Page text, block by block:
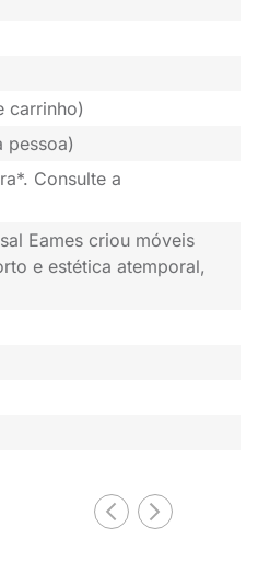
carrinho)
pessoa)
Consulte a
Eames criou móveis
e estética atemporal,